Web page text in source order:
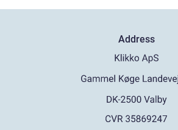
Address